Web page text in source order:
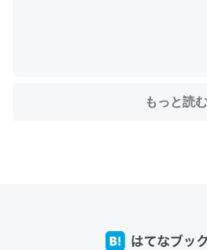
─ニュース :: 【研究発表】昆虫学の大問
もっと読む